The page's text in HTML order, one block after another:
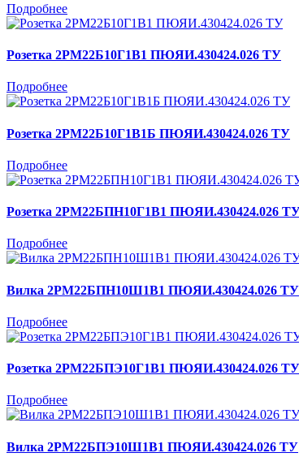
Подробнее
Розетка 2РМ22Б10Г1В1 ПЮЯИ.430424.026 ТУ
Подробнее
Розетка 2РМ22Б10Г1В1Б ПЮЯИ.430424.026 ТУ
Подробнее
Розетка 2РМ22БПН10Г1В1 ПЮЯИ.430424.026
Подробнее
Вилка 2РМ22БПН10Ш1В1 ПЮЯИ.430424.026 ТУ
Подробнее
Розетка 2РМ22БПЭ10Г1В1 ПЮЯИ.430424.026 ТУ
Подробнее
Вилка 2РМ22БПЭ10Ш1В1 ПЮЯИ.430424.026 ТУ